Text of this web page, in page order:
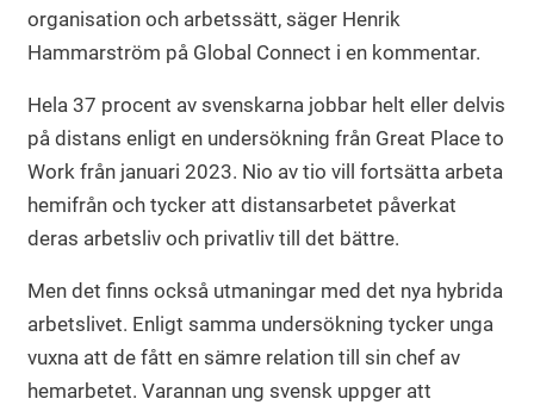
organisation och arbetssätt, säger Henrik
Hammarström på Global Connect i en kommentar.
Hela 37 procent av svenskarna jobbar helt eller delvis
på distans enligt en undersökning från Great Place to
Work från januari 2023. Nio av tio vill fortsätta arbeta
hemifrån och tycker att distansarbetet påverkat
deras arbetsliv och privatliv till det bättre.
Men det finns också utmaningar med det nya hybrida
arbetslivet. Enligt samma undersökning tycker unga
vuxna att de fått en sämre relation till sin chef av
hemarbetet. Varannan ung svensk uppger att